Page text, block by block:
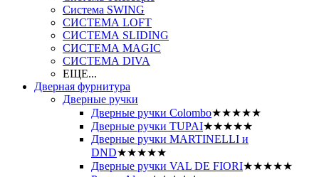
Система SWING
СИСТЕМА LOFT
СИСТЕМА SLIDING
СИСТЕМА MAGIC
СИСТЕМА DIVA
ЕЩЕ...
Дверная фурнитура
Дверные ручки
Дверные ручки Colombo★★★★★
Дверные ручки TUPAI★★★★★
Дверные ручки MARTINELLI и
DND★★★★★
Дверные ручки VAL DE FIORI★★★★★